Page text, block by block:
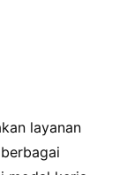
layanan